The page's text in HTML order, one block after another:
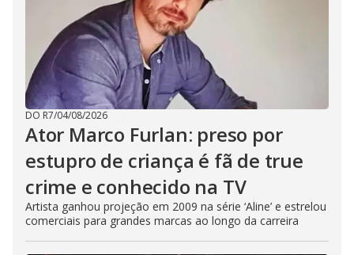
DO R7/04/08/2026
Ator Marco Furlan: preso por
estupro de criança é fã de true
crime e conhecido na TV
Artista ganhou projeção em 2009 na série ‘Aline’ e estrelou
comerciais para grandes marcas ao longo da carreira